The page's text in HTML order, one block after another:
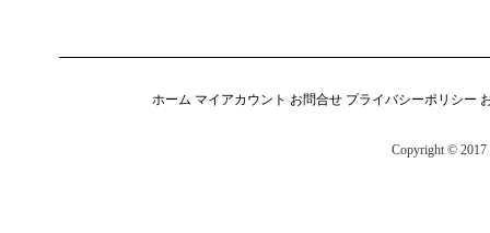
ホーム マイアカウント お問合せ プライバシーポリシー
Copyright © 2017